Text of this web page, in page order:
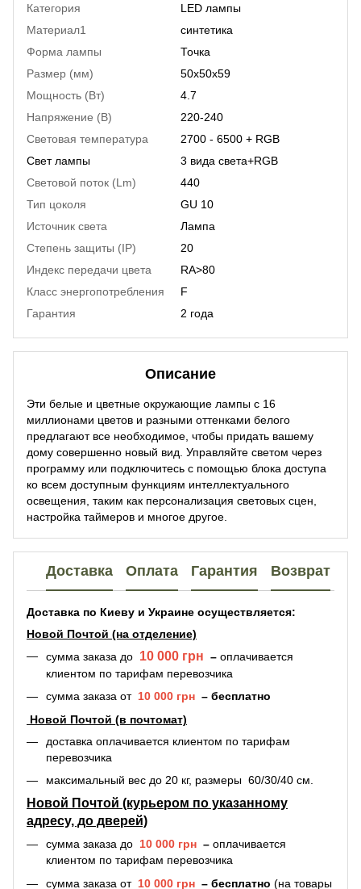
Категория
LED лампы
Материал1
синтетика
Форма лампы
Точка
Размер (мм)
50x50x59
Мощность (Вт)
4.7
Напряжение (В)
220-240
Световая температура
2700 - 6500 + RGB
Свет лампы
3 вида света+RGB
Световой поток (Lm)
440
Тип цоколя
GU 10
Источник света
Лампа
Степень защиты (IP)
20
Индекс передачи цвета
RA>80
Класс энергопотребления
F
Гарантия
2 года
Описание
Эти белые и цветные окружающие лампы с 16
миллионами цветов и разными оттенками белого
предлагают все необходимое, чтобы придать вашему
дому совершенно новый вид. Управляйте светом через
программу или подключитесь с помощью блока доступа
ко всем доступным функциям интеллектуального
освещения, таким как персонализация световых сцен,
настройка таймеров и многое другое.
Доставка Оплата Гарантия Возврат
Доставка по Киеву и Украине осуществляется:
Новой Почтой (на отделение)
сумма заказа до 10 000 грн – оплачивается
клиентом по тарифам перевозчика
сумма заказа от 10 000 грн – бесплатно
Новой Почтой (в почтомат)
доставка оплачивается клиентом по тарифам
перевозчика
максимальный вес до 20 кг, размеры 60/30/40 см.
Новой Почтой (курьером по указанному
адресу, до дверей)
сумма заказа до 10 000 грн – оплачивается
клиентом по тарифам перевозчика
сумма заказа от 10 000 грн – бесплатно (на товары